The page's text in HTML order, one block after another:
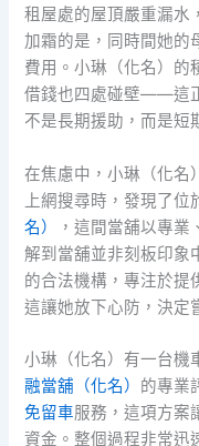
租屋處的屋頂嚴重漏水
加霜的是，同時間她的
費用。小琳（化名）的
借錢也四處碰壁——這
不是長期援助，而是短
在焦慮中，小琳（化名
上網搜尋時，發現了位
名）
，這間當舖以專
解到當舖並非刻板印象
的合法機構，專注於提
這讓她放下心防，決定
小琳（化名）有一台機
融當舖（化名） 的專業
免留車服務，這項方案
資金。整個過程非常迅